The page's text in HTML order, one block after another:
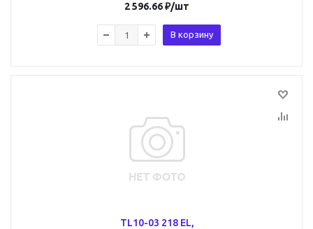
2 596.66₽/шт
В корзину
TL10-03 218 EL,